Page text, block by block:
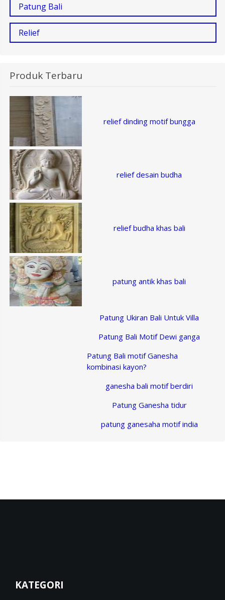
Patung Bali
Relief
Produk Terbaru
relief dinding motif bungga
relief desain budha
relief budha khas bali
patung antik khas bali
Patung Ukiran Bali Untuk Villa
Patung Bali Motif Dewi ganga
Patung Bali motif Ganesha
kombinasi kayon?
ganesha bali motif berdiri
Patung Ganesha tidur
patung ganesaha motif india
KATEGORI